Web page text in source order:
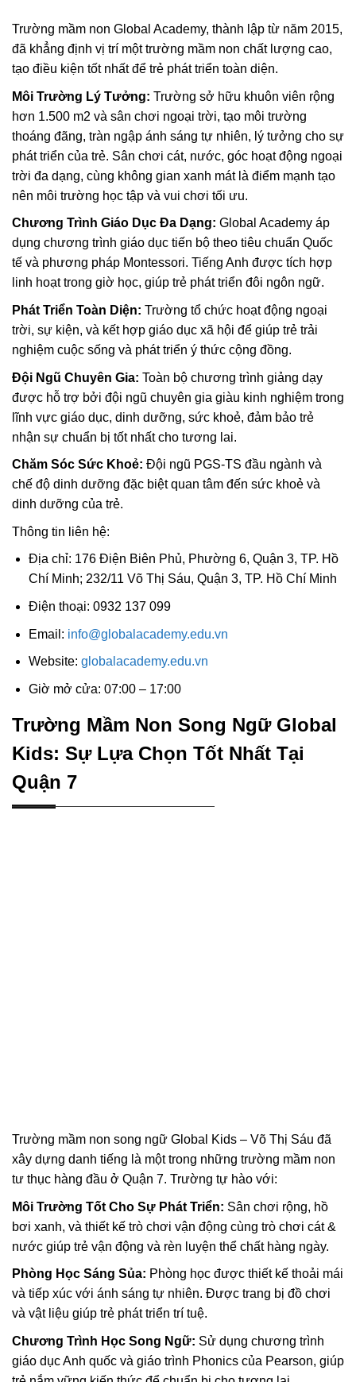
Trường mầm non Global Academy, thành lập từ năm 2015,
đã khẳng định vị trí một trường mầm non chất lượng cao,
tạo điều kiện tốt nhất để trẻ phát triển toàn diện.
Môi Trường Lý Tưởng: Trường sở hữu khuôn viên rộng
hơn 1.500 m2 và sân chơi ngoại trời, tạo môi trường
thoáng đãng, tràn ngập ánh sáng tự nhiên, lý tưởng cho sự
phát triển của trẻ. Sân chơi cát, nước, góc hoạt động ngoại
trời đa dạng, cùng không gian xanh mát là điểm mạnh tạo
nên môi trường học tập và vui chơi tối ưu.
Chương Trình Giáo Dục Đa Dạng: Global Academy áp
dụng chương trình giáo dục tiến bộ theo tiêu chuẩn Quốc
tế và phương pháp Montessori. Tiếng Anh được tích hợp
linh hoạt trong giờ học, giúp trẻ phát triển đôi ngôn ngữ.
Phát Triển Toàn Diện: Trường tổ chức hoạt động ngoại
trời, sự kiện, và kết hợp giáo dục xã hội để giúp trẻ trải
nghiệm cuộc sống và phát triển ý thức cộng đồng.
Đội Ngũ Chuyên Gia: Toàn bộ chương trình giảng dạy
được hỗ trợ bởi đội ngũ chuyên gia giàu kinh nghiệm trong
lĩnh vực giáo dục, dinh dưỡng, sức khoẻ, đảm bảo trẻ
nhận sự chuẩn bị tốt nhất cho tương lai.
Chăm Sóc Sức Khoẻ: Đội ngũ PGS-TS đầu ngành và
chế độ dinh dưỡng đặc biệt quan tâm đến sức khoẻ và
dinh dưỡng của trẻ.
Thông tin liên hệ:
Địa chỉ: 176 Điện Biên Phủ, Phường 6, Quận 3, TP. Hồ
Chí Minh; 232/11 Võ Thị Sáu, Quận 3, TP. Hồ Chí Minh
Điện thoại: 0932 137 099
Email: info@globalacademy.edu.vn
Website: globalacademy.edu.vn
Giờ mở cửa: 07:00 – 17:00
Trường Mầm Non Song Ngữ Global
Kids: Sự Lựa Chọn Tốt Nhất Tại
Quận 7
Trường mầm non song ngữ Global Kids – Võ Thị Sáu đã
xây dựng danh tiếng là một trong những trường mầm non
tư thục hàng đầu ở Quận 7. Trường tự hào với:
Môi Trường Tốt Cho Sự Phát Triển: Sân chơi rộng, hồ
bơi xanh, và thiết kế trò chơi vận động cùng trò chơi cát &
nước giúp trẻ vận động và rèn luyện thể chất hàng ngày.
Phòng Học Sáng Sủa: Phòng học được thiết kế thoải mái
và tiếp xúc với ánh sáng tự nhiên. Được trang bị đồ chơi
và vật liệu giúp trẻ phát triển trí tuệ.
Chương Trình Học Song Ngữ: Sử dụng chương trình
giáo dục Anh quốc và giáo trình Phonics của Pearson, giúp